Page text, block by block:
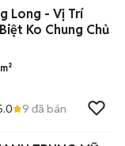
Long - Vị Trí
Ko Chung Chủ
9 đã bán